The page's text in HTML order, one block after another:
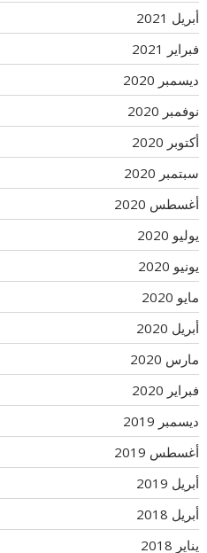
أبريل 2021
فبراير 2021
ديسمبر 2020
نوفمبر 2020
أكتوبر 2020
سبتمبر 2020
أغسطس 2020
يوليو 2020
يونيو 2020
مايو 2020
أبريل 2020
مارس 2020
فبراير 2020
ديسمبر 2019
أغسطس 2019
أبريل 2019
أبريل 2018
يناير 2018